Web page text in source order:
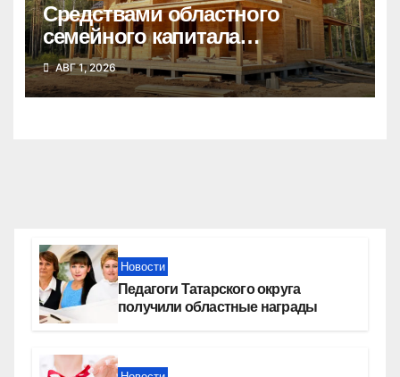
Средствами областного
семейного капитала
воспользовались почти 50
тысяч семей
АВГ 1, 2026
Новости
Педагоги Татарского округа
получили областные награды